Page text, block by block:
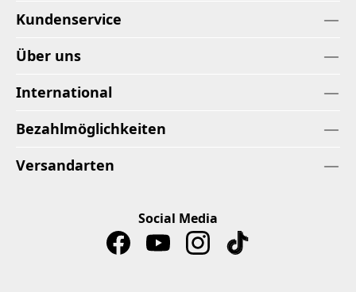
Kundenservice
Über uns
International
Bezahlmöglichkeiten
Versandarten
Social Media